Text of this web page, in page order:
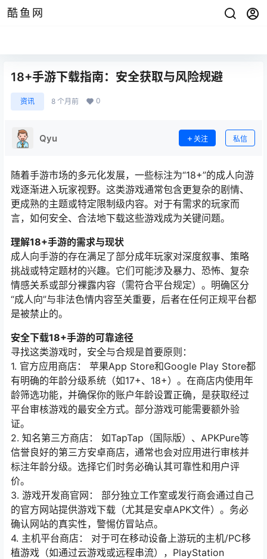
酷鱼网
18+手游下载指南：安全获取与风险规避
资讯 8 个月前 0
Qyu 关注 私信
随着手游市场的多元化发展，一些标注为“18+”的成人向游
戏逐渐进入玩家视野。这类游戏通常包含更复杂的剧情、
更成熟的主题或特定限制级内容。对于有需求的玩家而
言，如何安全、合法地下载这些游戏成为关键问题。
理解18+手游的需求与现状
成人向手游的存在满足了部分成年玩家对深度叙事、策略
挑战或特定题材的兴趣。它们可能涉及暴力、恐怖、复杂
情感关系或部分裸露内容（需符合平台规定）。明确区分
“成人向”与非法色情内容至关重要，后者在任何正规平台都
是被禁止的。
安全下载18+手游的可靠途径
寻找这类游戏时，安全与合规是首要原则：
1. 官方应用商店： 苹果App Store和Google Play Store都
有明确的年龄分级系统（如17+、18+）。在商店内使用年
龄筛选功能，并确保你的账户年龄设置正确，是获取经过
平台审核游戏的最安全方式。部分游戏可能需要额外验
证。
2. 知名第三方商店： 如TapTap（国际版）、APKPure等
信誉良好的第三方安卓商店，通常也会对应用进行审核并
标注年龄分级。选择它们时务必确认其可靠性和用户评
价。
3. 游戏开发商官网： 部分独立工作室或发行商会通过自己
的官方网站提供游戏下载（尤其是安卓APK文件）。务必
确认网站的真实性，警惕仿冒站点。
4. 主机平台商店： 对于可在移动设备上游玩的主机/PC移
植游戏（如通过云游戏或远程串流），PlayStation